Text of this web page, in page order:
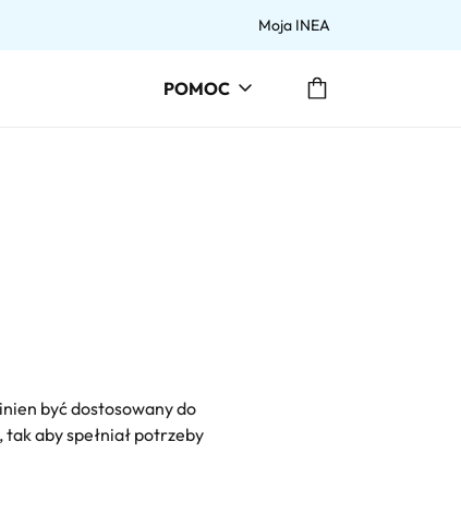
Moja INEA
POMOC
być dostosowany do
aby spełniał potrzeby